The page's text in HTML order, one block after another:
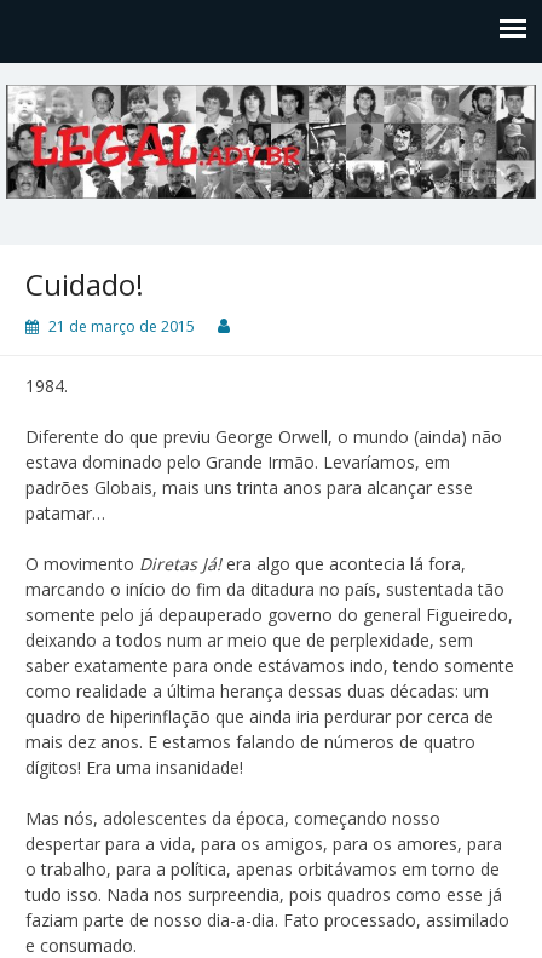
Cuidado!
21 de março de 2015
1984.
Diferente do que previu George Orwell, o mundo (ainda) não
estava dominado pelo Grande Irmão. Levaríamos, em
padrões Globais, mais uns trinta anos para alcançar esse
patamar…
O movimento Diretas Já!era algo que acontecia lá fora,
marcando o início do fim da ditadura no país, sustentada tão
somente pelo já depauperado governo do general Figueiredo,
deixando a todos num ar meio que de perplexidade, sem
saber exatamente para onde estávamos indo, tendo somente
como realidade a última herança dessas duas décadas: um
quadro de hiperinflação que ainda iria perdurar por cerca de
mais dez anos. E estamos falando de números de quatro
dígitos! Era uma insanidade!
Mas nós, adolescentes da época, começando nosso
despertar para a vida, para os amigos, para os amores, para
o trabalho, para a política, apenas orbitávamos em torno de
tudo isso. Nada nos surpreendia, pois quadros como esse já
faziam parte de nosso dia-a-dia. Fato processado, assimilado
e consumado.